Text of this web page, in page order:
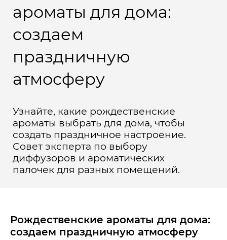
ароматы для дома:
создаем
праздничную
атмосферу
Узнайте, какие рождественские
ароматы выбрать для дома, чтобы
создать праздничное настроение.
Совет эксперта по выбору
диффузоров и ароматических
палочек для разных помещений.
Рождественские ароматы для дома:
создаем праздничную атмосферу